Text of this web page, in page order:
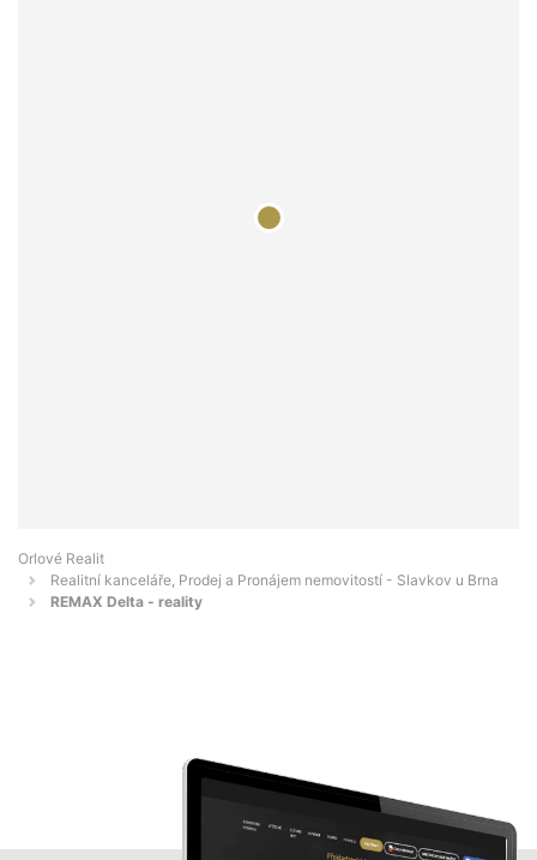
Orlové Realit
Realitní kanceláře, Prodej a Pronájem nemovitostí - Slavkov u Brna
REMAX Delta - reality